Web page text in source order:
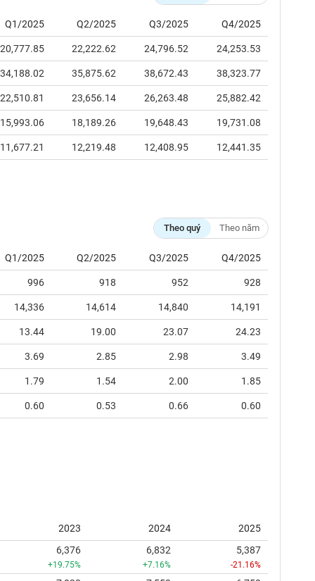
Q1/2025 Q2/2025 Q3/2025 Q4/2025
20,777.85 22,222.62 24,796.52 24,253.53
34,188.02 35,875.62 38,672.43 38,323.77
22,510.81 23,656.14 26,263.48 25,882.42
15,993.06 18,189.26 19,648.43 19,731.08
11,677.21 12,219.48 12,408.95 12,441.35
Theo quý Theo năm
Q1/2025 Q2/2025 Q3/2025 Q4/2025
996 918 952 928
14,336 14,614 14,840 14,191
13.44 19.00 23.07 24.23
3.69 2.85 2.98 3.49
1.79 1.54 2.00 1.85
0.60 0.53 0.66 0.60
2023 2024
2025
6,376
+19.75%
6,832
+7.16%
5,387
-21.16%